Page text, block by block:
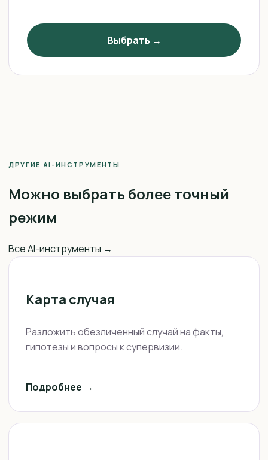
Выбрать →
ДРУГИЕ AI-ИНСТРУМЕНТЫ
Можно выбрать более точный
режим
Все AI-инструменты →
Карта случая
Разложить обезличенный случай на факты,
гипотезы и вопросы к супервизии.
Подробнее →